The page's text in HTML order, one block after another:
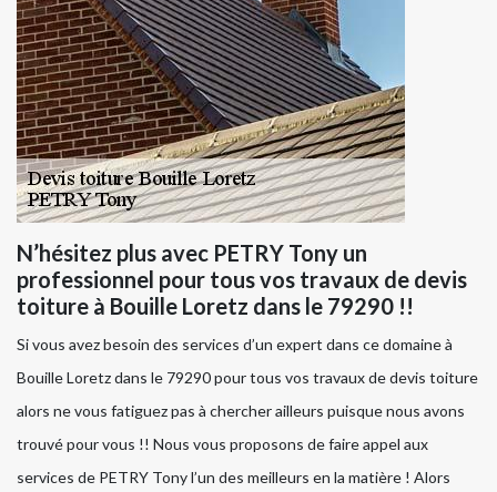
N’hésitez plus avec PETRY Tony un
professionnel pour tous vos travaux de devis
toiture à Bouille Loretz dans le 79290 !!
Si vous avez besoin des services d’un expert dans ce domaine à
Bouille Loretz dans le 79290 pour tous vos travaux de devis toiture
alors ne vous fatiguez pas à chercher ailleurs puisque nous avons
trouvé pour vous !! Nous vous proposons de faire appel aux
services de PETRY Tony l’un des meilleurs en la matière ! Alors